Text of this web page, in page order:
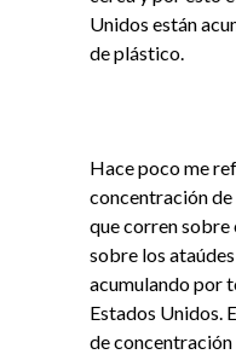
Unidos están
de plástico.
Hace poco me
concentración
que corren
sobre los
acumulando por
Estados Unidos.
de concentración